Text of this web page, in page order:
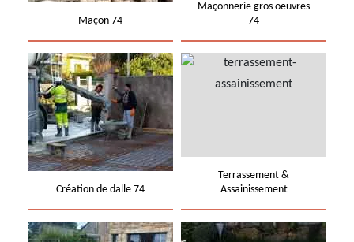
Maçon 74
Maçonnerie gros oeuvres
74
Création de dalle 74
Terrassement &
Assainissement